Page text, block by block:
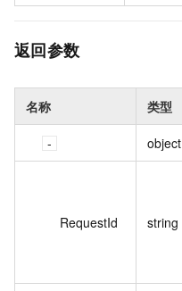
返回参数
名称 类型
object
RequestId string